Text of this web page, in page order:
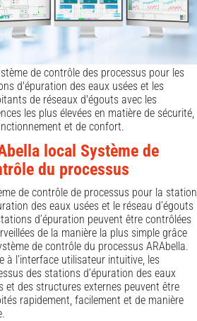
de contrôle des processus pour les
d'épuration des eaux usées et les
de réseaux d'égouts avec les
les plus élevées en matière de sécurité,
et de confort.
local Système de
du processus
de contrôle de processus pour la station
des eaux usées et le réseau d’égouts
d’épuration peuvent être contrôlées
de la manière la plus simple grâce
de contrôle du processus ARAbella.
à l’interface utilisateur intuitive, les
des stations d’épuration des eaux
et des structures externes peuvent être
rapidement, facilement et de manière